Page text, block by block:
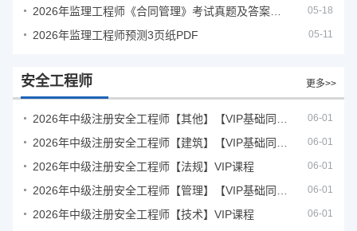
05-18
2026年监理工程师预测3页纸PDF 05-11
安全工程师 更多>>
06-01
06-01
2026年中级注册安全工程师【法规】VIP课程 06-01
06-01
2026年中级注册安全工程师【技术】VIP课程 06-01